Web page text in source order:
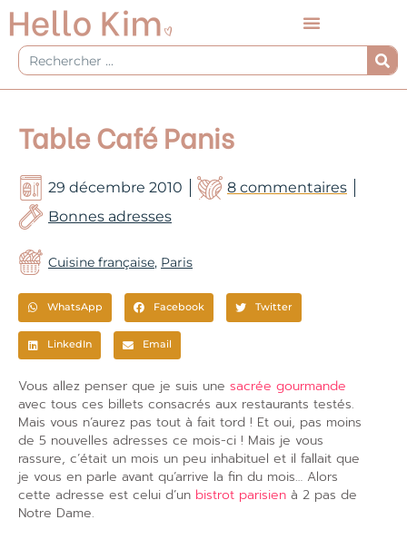
Aller
au
contenu
Rechercher
Table Café Panis
29 décembre 2010
8 commentaires
Bonnes adresses
Cuisine française, Paris
WhatsApp Facebook Twitter
LinkedIn Email
Vous allez penser que je suis une sacrée gourmande
avec tous ces billets consacrés aux restaurants testés.
Mais vous n’aurez pas tout à fait tord ! Et oui, pas moins
de 5 nouvelles adresses ce mois-ci ! Mais je vous
rassure, c’était un mois un peu inhabituel et il fallait que
je vous en parle avant qu’arrive la fin du mois… Alors
cette adresse est celui d’un bistrot parisien à 2 pas de
Notre Dame.